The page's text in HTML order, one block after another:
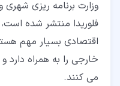
وزارت برنامه ریزی شهری
فلوریدا منتشر شده
اقتصادی بسیار مهم
خارجی را به همراه
می کنند.